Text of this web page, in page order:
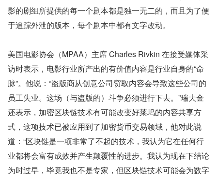
影的剧组所提供的每一个剧本都是独一无二的，而且为了便
于追踪外泄的版本，每个剧本中都有文字改动。
美国电影协会（MPAA）主席 Charles Rivkin 在接受媒体采
访时表示，电影行业所产出的有价值内容是行业自身的“命
脉”。他说：“盗版商从创意公司窃取内容会导致这些公司的
员工失业。这场（与盗版的）斗争必须进行下去。”瑞夫金
还表示，加密区块链技术有可能改变好莱坞的内容共享方
式，这项技术已被应用到了加密货币交易领域，他对此说
道：“区块链是一项非常了不起的技术，我认为它在任何行
业都将会富有成效并产生颠覆性的进步。我认为现在下结论
为时过早，毕竟我也不是专家，但区块链技术可能会为数字